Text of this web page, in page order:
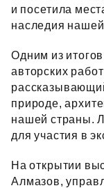
и посетила
наследия
Одним из
авторских
природе,
нашей страны.
для участия в
На открытии
Алмазов,